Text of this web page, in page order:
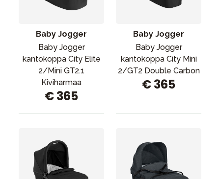
Baby Jogger
Baby Jogger
kantokoppa City Elite
2/Mini GT2.1
Kiviharmaa
€ 365
Baby Jogger
Baby Jogger
kantokoppa City Mini
2/GT2 Double Carbon
€ 365